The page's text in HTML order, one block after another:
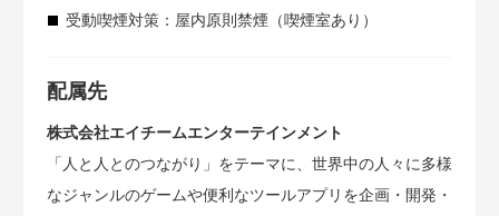
受動喫煙対策：屋内原則禁煙（喫煙室あり）
配属先
株式会社エイチームエンターテインメント
「人と人とのつながり」をテーマに、世界中の人々に多様
なジャンルのゲームや便利なツールアプリを企画・開発・